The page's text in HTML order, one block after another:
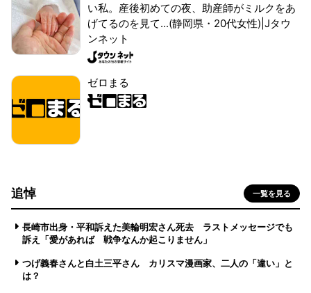
い私。産後初めての夜、助産師がミルクをあ
げてるのを見て...(静岡県・20代女性)|Jタウ
ンネット
ゼロまる
追悼 一覧を見る
長崎市出身・平和訴えた美輪明宏さん死去 ラストメッセージでも
訴え「愛があれば 戦争なんか起こりません」
つげ義春さんと白土三平さん カリスマ漫画家、二人の「違い」と
は？